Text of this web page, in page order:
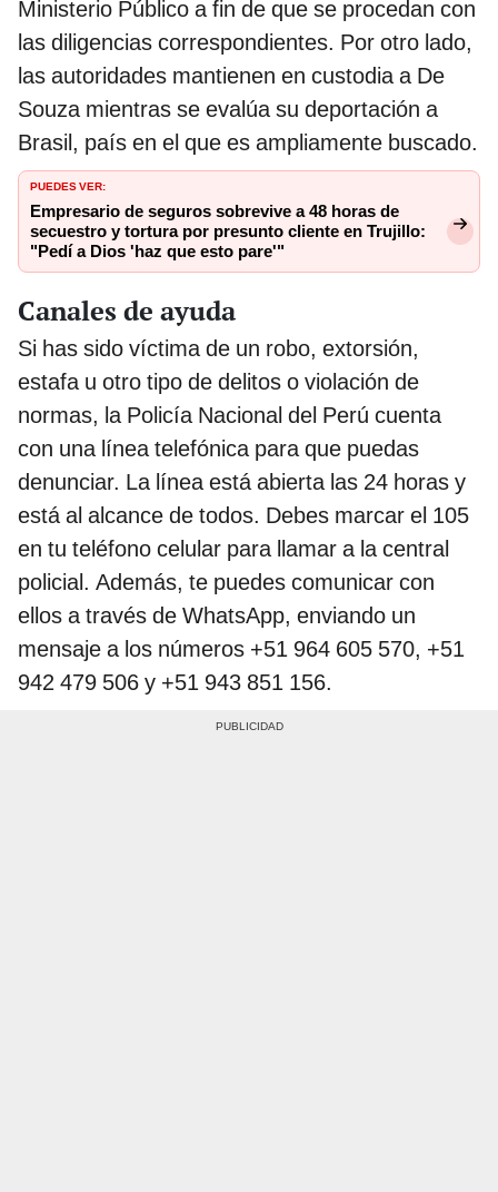
Ministerio Público a fin de que se procedan con
las diligencias correspondientes. Por otro lado,
las autoridades mantienen en custodia a De
Souza mientras se evalúa su deportación a
Brasil, país en el que es ampliamente buscado.
PUEDES VER:
Empresario de seguros sobrevive a 48 horas de
secuestro y tortura por presunto cliente en Trujillo:
"Pedí a Dios 'haz que esto pare'"
Canales de ayuda
Si has sido víctima de un robo, extorsión,
estafa u otro tipo de delitos o violación de
normas, la Policía Nacional del Perú cuenta
con una línea telefónica para que puedas
denunciar. La línea está abierta las 24 horas y
está al alcance de todos. Debes marcar el 105
en tu teléfono celular para llamar a la central
policial. Además, te puedes comunicar con
ellos a través de WhatsApp, enviando un
mensaje a los números +51 964 605 570, +51
942 479 506 y +51 943 851 156.